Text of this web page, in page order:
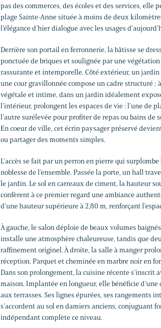
pas des commerces, des écoles et des services, elle
plage Sainte-Anne située à moins de deux
l’élégance d’hier dialogue avec les usages
Derrière son portail en ferronnerie, la bâtisse se
ponctuée de briques et soulignée par une
rassurante et intemporelle. Côté extérieur, un jardin
une cour gravillonnée compose un cadre structuré ;
végétale et intime, dans un jardin idéalement
l’intérieur, prolongent les espaces de vie : l’une de
l’autre surélevée pour profiter de repas ou bains de
En coeur de ville, cet écrin paysager préservé
ou partager des moments simples.
L’accès se fait par un perron en pierre qui
noblesse de l’ensemble. Passée la porte, un hall
le jardin. Le sol en carreaux de ciment, la hauteur
confèrent à ce premier regard une ambiance
d’une hauteur supérieure à 2,80 m, renforçant
À gauche, le salon déploie de beaux volumes
installe une atmosphère chaleureuse, tandis que
raffinement originel. À droite, la salle à manger
réception. Parquet et cheminée en marbre noir en
Dans son prolongement, la cuisine récente s’inscrit
maison. Implantée en longueur, elle bénéficie
aux terrasses. Ses lignes épurées, ses rangements
s’accordent au sol en damiers anciens, conjuguant
indépendant complète ce niveau.